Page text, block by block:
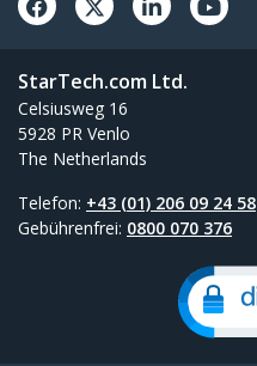
StarTech.com Ltd.
Celsiusweg 16
5928 PR Venlo
The Netherlands
Telefon: +43 (01) 206 09 24 58
Gebührenfrei: 0800 070 376